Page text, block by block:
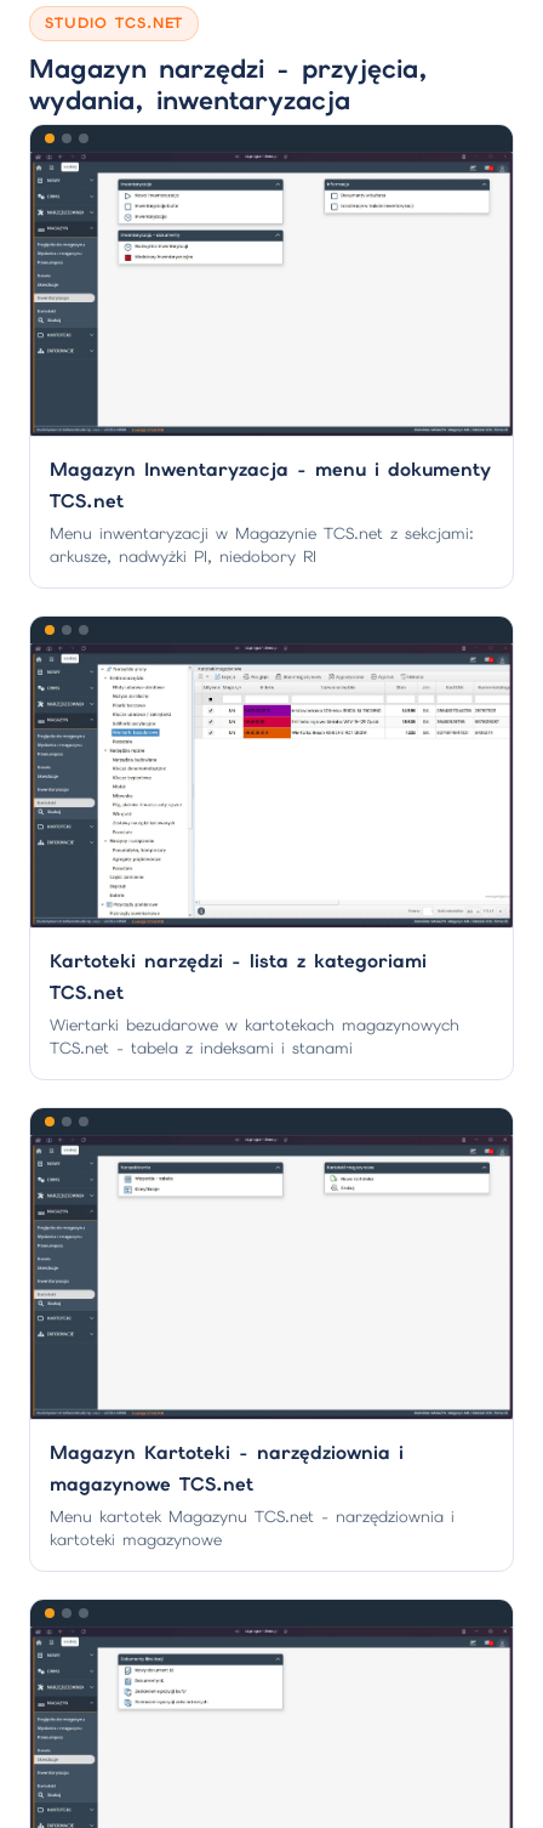
STUDIO TCS.NET
Magazyn narzędzi - przyjęcia,
wydania, inwentaryzacja
Magazyn Inwentaryzacja - menu i dokumenty
TCS.net
Menu inwentaryzacji w Magazynie TCS.net z sekcjami:
arkusze, nadwyżki PI, niedobory RI
Kartoteki narzędzi - lista z kategoriami
TCS.net
Wiertarki bezudarowe w kartotekach magazynowych
TCS.net - tabela z indeksami i stanami
Magazyn Kartoteki - narzędziownia i
magazynowe TCS.net
Menu kartotek Magazynu TCS.net - narzędziownia i
kartoteki magazynowe